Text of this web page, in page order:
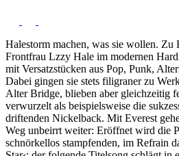
Halestorm machen, was sie wollen. Zu
Frontfrau Lzzy Hale im modernen
mit Versatzstücken aus Pop, Punk,
Dabei gingen sie stets filigraner zu
Alter Bridge, blieben aber gleichzeitig
verwurzelt als beispielsweise die
driftenden Nickelback. Mit Everest
Weg unbeirrt weiter: Eröffnet wird die
schnörkellos stampfenden, im Refrain